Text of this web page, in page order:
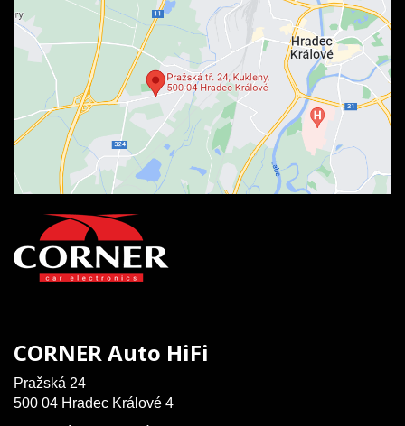
CORNER Auto HiFi
Pražská 24
500 04 Hradec Králové 4